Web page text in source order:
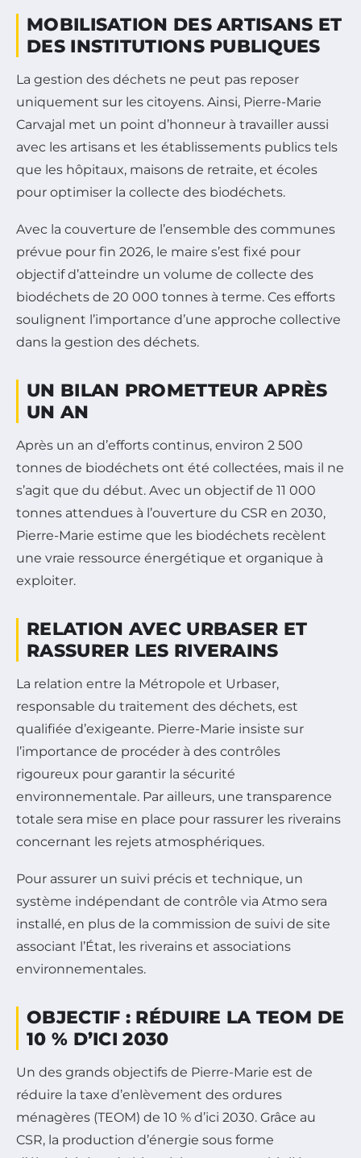
MOBILISATION DES ARTISANS ET
DES INSTITUTIONS PUBLIQUES
La gestion des déchets ne peut pas reposer
uniquement sur les citoyens. Ainsi, Pierre-Marie
Carvajal met un point d’honneur à travailler aussi
avec les artisans et les établissements publics tels
que les hôpitaux, maisons de retraite, et écoles
pour optimiser la collecte des biodéchets.
Avec la couverture de l’ensemble des communes
prévue pour fin 2026, le maire s’est fixé pour
objectif d’atteindre un volume de collecte des
biodéchets de 20 000 tonnes à terme. Ces efforts
soulignent l’importance d’une approche collective
dans la gestion des déchets.
UN BILAN PROMETTEUR APRÈS
UN AN
Après un an d’efforts continus, environ 2 500
tonnes de biodéchets ont été collectées, mais il ne
s’agit que du début. Avec un objectif de 11 000
tonnes attendues à l’ouverture du CSR en 2030,
Pierre-Marie estime que les biodéchets recèlent
une vraie ressource énergétique et organique à
exploiter.
RELATION AVEC URBASER ET
RASSURER LES RIVERAINS
La relation entre la Métropole et Urbaser,
responsable du traitement des déchets, est
qualifiée d’exigeante. Pierre-Marie insiste sur
l’importance de procéder à des contrôles
rigoureux pour garantir la sécurité
environnementale. Par ailleurs, une transparence
totale sera mise en place pour rassurer les riverains
concernant les rejets atmosphériques.
Pour assurer un suivi précis et technique, un
système indépendant de contrôle via Atmo sera
installé, en plus de la commission de suivi de site
associant l’État, les riverains et associations
environnementales.
OBJECTIF : RÉDUIRE LA TEOM DE
10 % D’ICI 2030
Un des grands objectifs de Pierre-Marie est de
réduire la taxe d’enlèvement des ordures
ménagères (TEOM) de 10 % d’ici 2030. Grâce au
CSR, la production d’énergie sous forme